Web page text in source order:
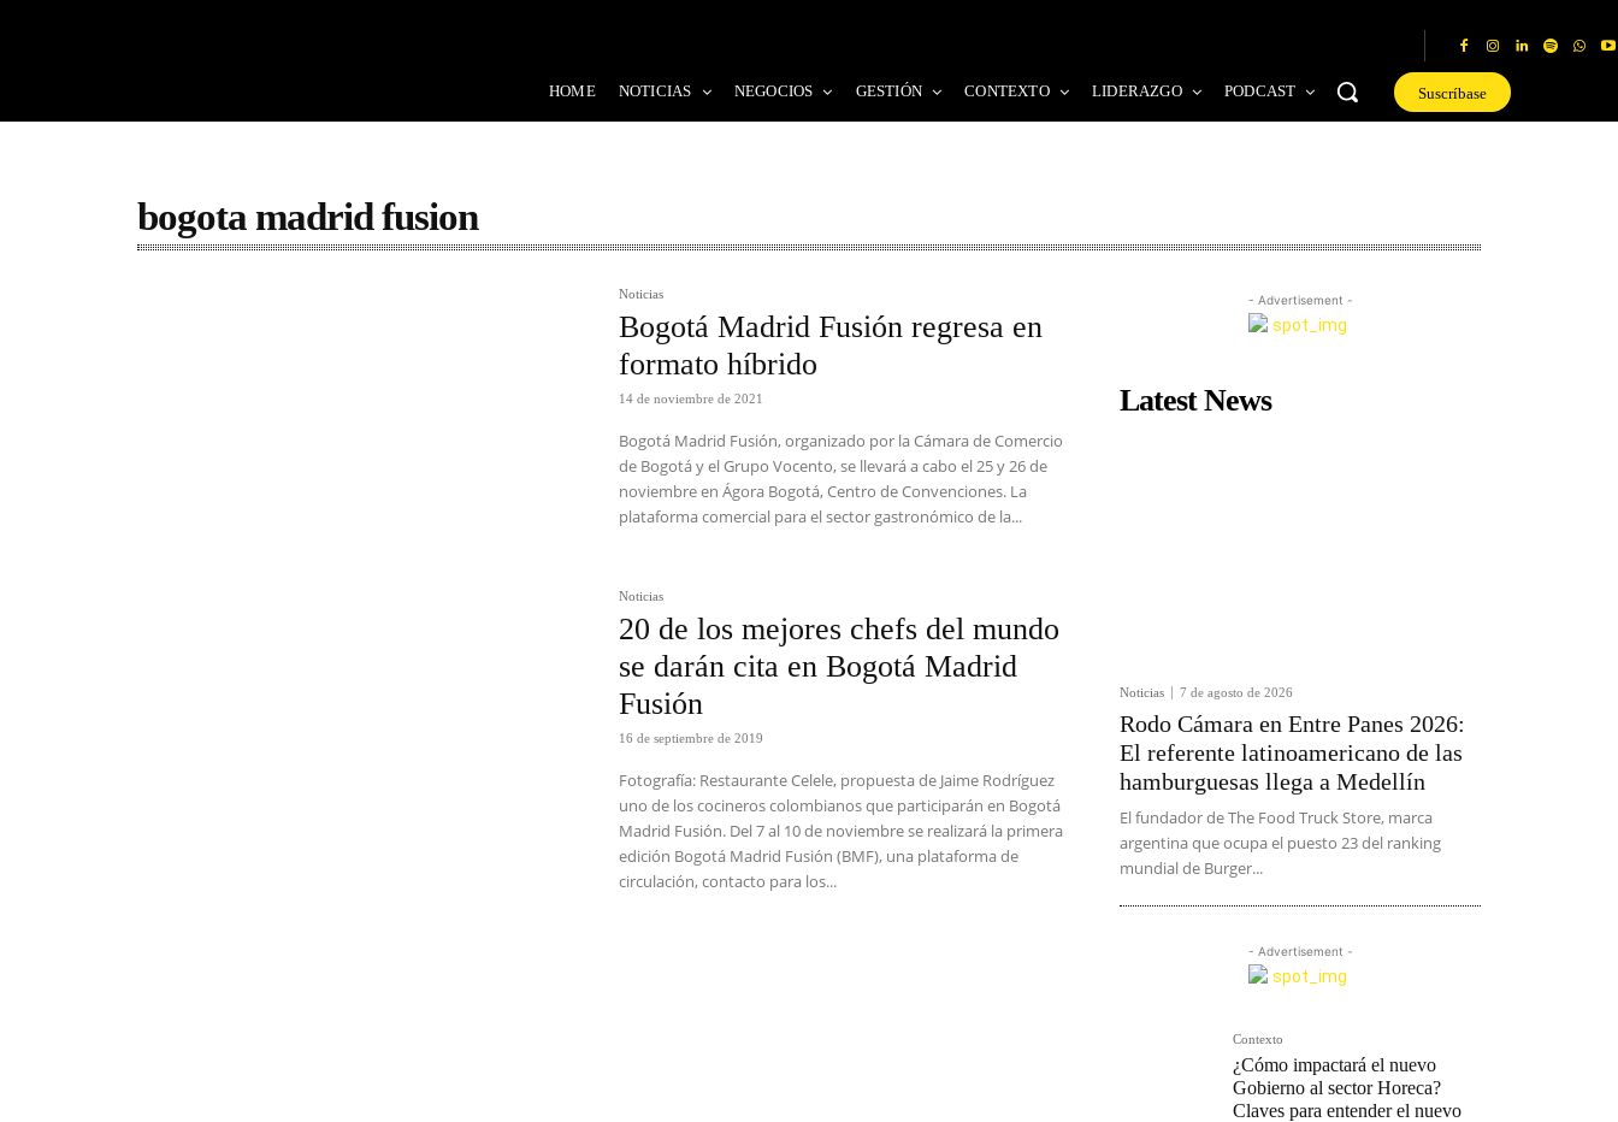
HOME NOTICIAS NEGOCIOS GESTIÓN CONTEXTO LIDERAZGO PODCAST Suscríbase
bogota madrid fusion
Noticias
Bogotá Madrid Fusión regresa en
formato híbrido
14 de noviembre de 2021
Bogotá Madrid Fusión, organizado por la Cámara de Comercio
de Bogotá y el Grupo Vocento, se llevará a cabo el 25 y 26 de
noviembre en Ágora Bogotá, Centro de Convenciones. La
plataforma comercial para el sector gastronómico de la...
Noticias
20 de los mejores chefs del mundo
se darán cita en Bogotá Madrid
Fusión
16 de septiembre de 2019
Fotografía: Restaurante Celele, propuesta de Jaime Rodríguez
uno de los cocineros colombianos que participarán en Bogotá
Madrid Fusión. Del 7 al 10 de noviembre se realizará la primera
edición Bogotá Madrid Fusión (BMF), una plataforma de
circulación, contacto para los...
- Advertisement -
Latest News
Noticias 7 de agosto de 2026
Rodo Cámara en Entre Panes 2026:
El referente latinoamericano de las
hamburguesas llega a Medellín
El fundador de The Food Truck Store, marca
argentina que ocupa el puesto 23 del ranking
mundial de Burger...
- Advertisement -
Contexto
¿Cómo impactará el nuevo
Gobierno al sector Horeca?
Claves para entender el nuevo